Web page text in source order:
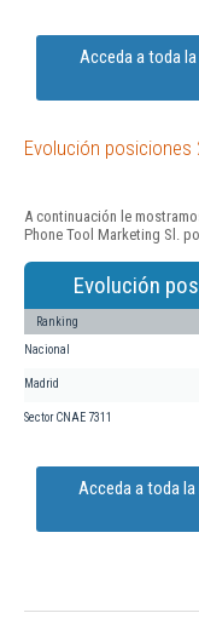
Acceda a toda
Evolución posiciones
A continuación le
Phone Tool Marketing Sl.
Evolución
Ranking
Nacional
Madrid
Sector CNAE 7311
Acceda a toda